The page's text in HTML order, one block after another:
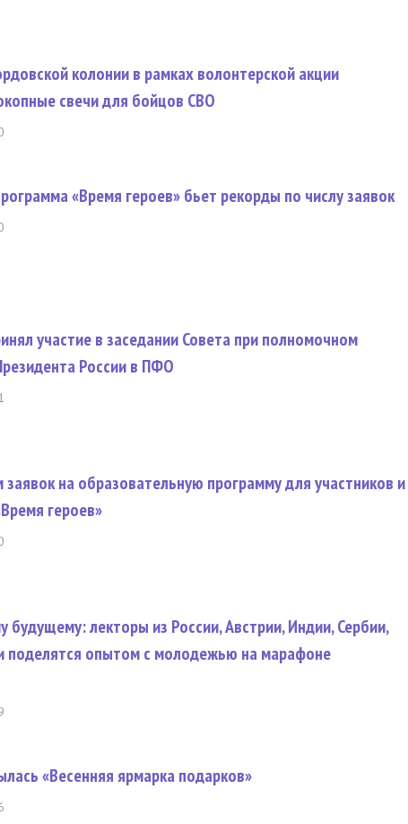
колонии в рамках волонтерской акции
свечи для бойцов СВО
«Время героев» бьет рекорды по числу заявок
участие в заседании Совета при полномочном
России в ПФО
заявок на образовательную программу для участников и
героев»
будущему: лекторы из России, Австрии, Индии, Сербии,
поделятся опытом с молодежью на марафоне
«Весенняя ярмарка подарков»